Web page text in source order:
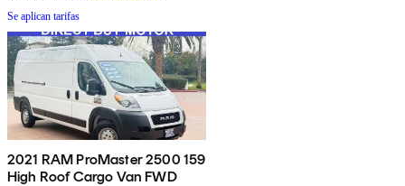
Se aplican tarifas
2021 RAM ProMaster 2500 159
High Roof Cargo Van FWD